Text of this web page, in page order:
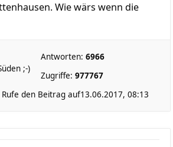
Wie wärs wenn die
;-)
Antworten: 6966
Zugriffe: 977767
13.06.2017, 08:13
Rufe den Beitrag auf